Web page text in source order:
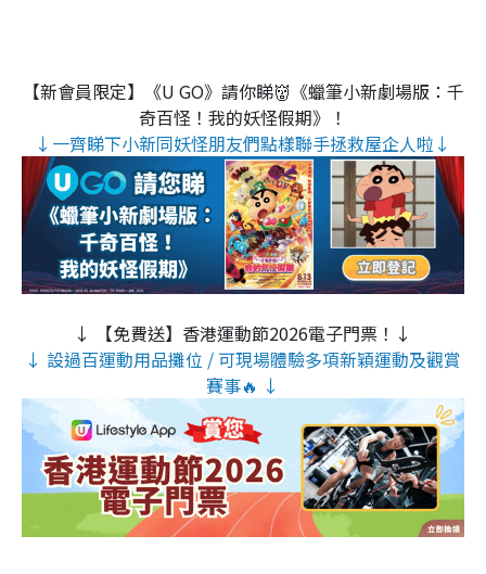
【新會員限定】《U GO》請你睇👹《蠟筆小新劇場版：千
奇百怪！我的妖怪假期》！
↓一齊睇下小新同妖怪朋友們點樣聯手拯救屋企人啦↓
↓ 【免費送】香港運動節2026電子門票！↓
↓ 設過百運動用品攤位 / 可現場體驗多項新穎運動及觀賞
賽事🔥 ↓